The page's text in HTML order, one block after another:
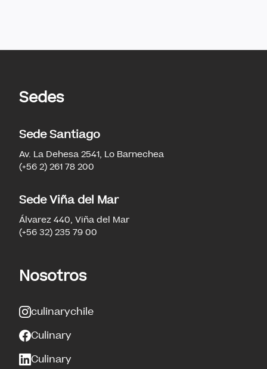
Sedes
Sede Santiago
Av. La Dehesa 2541, Lo Barnechea
(+56 2) 261 78 200
Sede Viña del Mar
Álvarez 440, Viña del Mar
(+56 32) 235 79 00
Nosotros
culinarychile
Culinary
Culinary